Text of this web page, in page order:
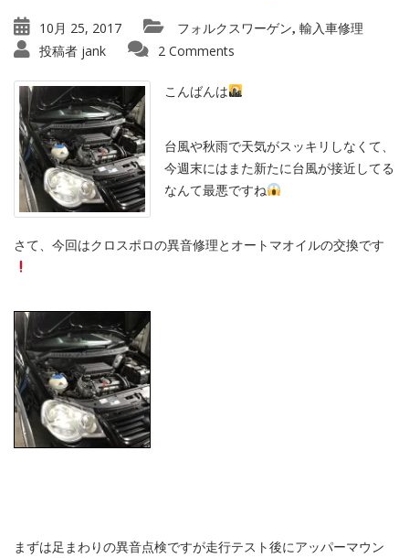
10月 25, 2017 フォルクスワーゲン 輸入車修理
投稿者 jank 2 Comments
こんばんは
台風や秋雨で天気がスッキリしなくて、
今週末にはまた新たに台風が接近してる
なんて最悪ですね
さて、今回はクロスポロの異音修理とオートマオイルの交換です
まずは足まわりの異音点検ですが走行テスト後にアッパーマウン